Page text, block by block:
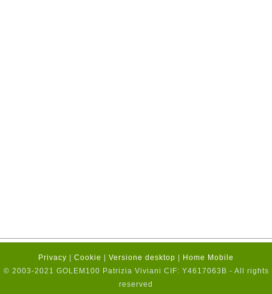
Privacy Cookie Versione desktop
Home Mobile
© 2003-2021 GOLEM100 Patrizia Viviani CIF: Y4617063B - All rights
reserved